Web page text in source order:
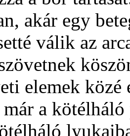
akár egy
válik az
elemek közé
a